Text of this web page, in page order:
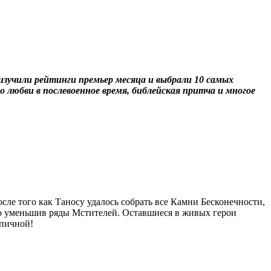
рейтинги премьер месяца и выбрали 10 самых
в послевоенное время, библейская притча и многое
того как Таносу удалось собрать все Камни Бесконечности,
уменьшив ряды Мстителей. Оставшиеся в живых герои